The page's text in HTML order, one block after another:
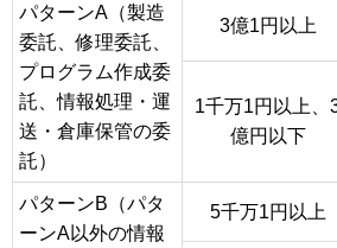
パターンA（製造
委託、修理委託、
プログラム作成委
託、情報処理・運
送・倉庫保管の委
託）
3億1円以上
1千万1円以上、
億円以下
パターンB（パタ
ーンA以外の情報
5千万1円以上